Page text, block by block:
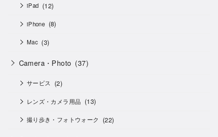
iPad (12)
iPhone (8)
Mac (3)
Camera・Photo (37)
サービス (2)
レンズ・カメラ用品 (13)
撮り歩き・フォトウォーク (22)